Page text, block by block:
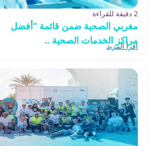
2 دقيقة للقراءة
مغربي الصحية ضمن قائمة “أفضل
مراكز الخدمات الصحية ..
اقرأ المزيد